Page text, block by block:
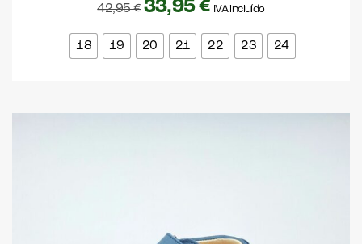
42,95€ 33,95€ IVA incluído
18 19 20 21 22 23 24